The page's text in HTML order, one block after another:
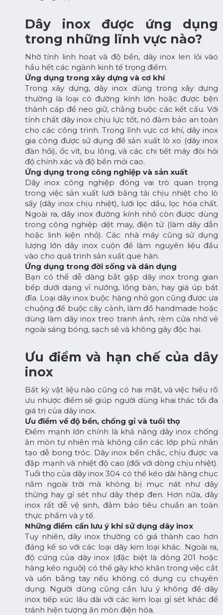
Dây inox được ứng dụng
trong những lĩnh vực nào?
Nhờ tính linh hoạt và độ bền, dây inox len lỏi vào
hầu hết các ngành kinh tế trọng điểm.
Ứng dụng trong xây dựng và cơ khí
Trong xây dựng, dây inox dùng trong xây dựng
thường là loại có đường kính lớn hoặc được bện
thành cáp để neo giữ, chằng buộc các kết cấu. Với
tính chất dây inox chịu lực tốt, nó đảm bảo an toàn
cho các công trình. Trong lĩnh vực cơ khí, dây inox
gia công được sử dụng để sản xuất lò xo (dây inox
đàn hồi), ốc vít, bu lông, và các chi tiết máy đòi hỏi
độ chính xác và độ bền mỏi cao.
Ứng dụng trong công nghiệp và sản xuất
Dây inox công nghiệp đóng vai trò quan trọng
trong việc sản xuất lưới băng tải chịu nhiệt cho lò
sấy (dây inox chịu nhiệt), lưới lọc dầu, lọc hóa chất.
Ngoài ra, dây inox đường kính nhỏ còn được dùng
trong công nghiệp dệt may, điện tử (làm dây dẫn
hoặc linh kiện nhỏ). Các nhà máy cũng sử dụng
lượng lớn dây inox cuộn để làm nguyên liệu đầu
vào cho quá trình sản xuất que hàn.
Ứng dụng trong đời sống và dân dụng
Bạn có thể dễ dàng bắt gặp dây inox trong gian
bếp dưới dạng vỉ nướng, lồng bàn, hay giá úp bát
đĩa. Loại dây inox buộc hàng nhỏ gọn cũng được ưa
chuộng để buộc cây cảnh, làm đồ handmade hoặc
dùng làm dây inox treo tranh ảnh, rèm cửa nhờ vẻ
ngoài sáng bóng, sạch sẽ và không gây độc hại.
Ưu điểm và hạn chế của dây
inox
Bất kỳ vật liệu nào cũng có hai mặt, và việc hiểu rõ
ưu nhược điểm sẽ giúp người dùng khai thác tối đa
giá trị của dây inox.
Ưu điểm về độ bền, chống gỉ và tuổi thọ
Điểm mạnh lớn chính là khả năng dây inox chống
ăn mòn tự nhiên mà không cần các lớp phủ nhân
tạo dễ bong tróc. Dây inox bền chắc, chịu được va
đập mạnh và nhiệt độ cao (đối với dòng chịu nhiệt).
Tuổi thọ của dây inox 304 có thể kéo dài hàng chục
năm ngoài trời mà không bị mục nát như dây
thừng hay gỉ sét như dây thép đen. Hơn nữa, dây
inox rất dễ vệ sinh, đảm bảo tiêu chuẩn an toàn
thực phẩm và y tế.
Những điểm cần lưu ý khi sử dụng dây inox
Tuy nhiên, dây inox thường có giá thành cao hơn
đáng kể so với các loại dây kim loại khác. Ngoài ra,
độ cứng của dây inox (đặc biệt là dòng 201 hoặc
hàng kéo nguội) có thể gây khó khăn trong việc cắt
và uốn bằng tay nếu không có dụng cụ chuyên
dụng. Người dùng cũng cần lưu ý không để dây
inox tiếp xúc lâu dài với các kim loại gỉ sét khác để
tránh hiện tượng ăn mòn điện hóa.